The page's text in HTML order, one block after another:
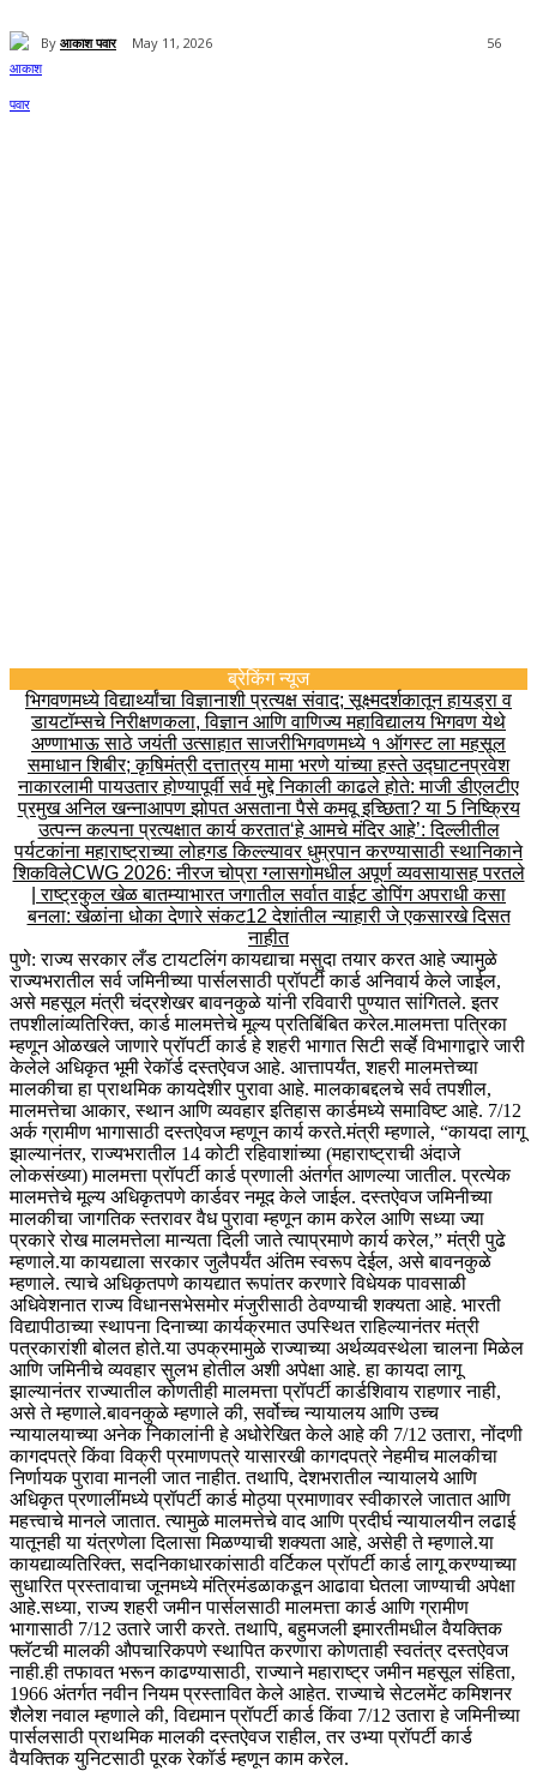
By आकाश पवार May 11, 2026 56
ब्रेकिंग न्यूज
भिगवणमध्ये विद्यार्थ्यांचा विज्ञानाशी प्रत्यक्ष संवाद; सूक्ष्मदर्शकातून हायड्रा व
डायटॉम्सचे निरीक्षणकला, विज्ञान आणि वाणिज्य महाविद्यालय भिगवण येथे
अण्णाभाऊ साठे जयंती उत्साहात साजरीभिगवणमध्ये १ ऑगस्ट ला महसूल
समाधान शिबीर; कृषिमंत्री दत्तात्रय मामा भरणे यांच्या हस्ते उद्घाटनप्रवेश
नाकारलामी पायउतार होण्यापूर्वी सर्व मुद्दे निकाली काढले होते: माजी डीएलटीए
प्रमुख अनिल खन्नाआपण झोपत असताना पैसे कमवू इच्छिता? या 5 निष्क्रिय
उत्पन्न कल्पना प्रत्यक्षात कार्य करतात‘हे आमचे मंदिर आहे’: दिल्लीतील
पर्यटकांना महाराष्ट्राच्या लोहगड किल्ल्यावर धुम्रपान करण्यासाठी स्थानिकाने
शिकविलेCWG 2026: नीरज चोप्रा ग्लासगोमधील अपूर्ण व्यवसायासह परतले
| राष्ट्रकुल खेळ बातम्याभारत जगातील सर्वात वाईट डोपिंग अपराधी कसा
बनला: खेळांना धोका देणारे संकट12 देशांतील न्याहारी जे एकसारखे दिसत
नाहीत
पुणे: राज्य सरकार लँड टायटलिंग कायद्याचा मसुदा तयार करत आहे ज्यामुळे
राज्यभरातील सर्व जमिनीच्या पार्सलसाठी प्रॉपर्टी कार्ड अनिवार्य केले जाईल,
असे महसूल मंत्री चंद्रशेखर बावनकुळे यांनी रविवारी पुण्यात सांगितले. इतर
तपशीलांव्यतिरिक्त, कार्ड मालमत्तेचे मूल्य प्रतिबिंबित करेल.मालमत्ता पत्रिका
म्हणून ओळखले जाणारे प्रॉपर्टी कार्ड हे शहरी भागात सिटी सर्व्हे विभागाद्वारे जारी
केलेले अधिकृत भूमी रेकॉर्ड दस्तऐवज आहे. आत्तापर्यंत, शहरी मालमत्तेच्या
मालकीचा हा प्राथमिक कायदेशीर पुरावा आहे. मालकाबद्दलचे सर्व तपशील,
मालमत्तेचा आकार, स्थान आणि व्यवहार इतिहास कार्डमध्ये समाविष्ट आहे. 7/12
अर्क ग्रामीण भागासाठी दस्तऐवज म्हणून कार्य करते.मंत्री म्हणाले, “कायदा लागू
झाल्यानंतर, राज्यभरातील 14 कोटी रहिवाशांच्या (महाराष्ट्राची अंदाजे
लोकसंख्या) मालमत्ता प्रॉपर्टी कार्ड प्रणाली अंतर्गत आणल्या जातील. प्रत्येक
मालमत्तेचे मूल्य अधिकृतपणे कार्डवर नमूद केले जाईल. दस्तऐवज जमिनीच्या
मालकीचा जागतिक स्तरावर वैध पुरावा म्हणून काम करेल आणि सध्या ज्या
प्रकारे रोख मालमत्तेला मान्यता दिली जाते त्याप्रमाणे कार्य करेल,” मंत्री पुढे
म्हणाले.या कायद्याला सरकार जुलैपर्यंत अंतिम स्वरूप देईल, असे बावनकुळे
म्हणाले. त्याचे अधिकृतपणे कायद्यात रूपांतर करणारे विधेयक पावसाळी
अधिवेशनात राज्य विधानसभेसमोर मंजुरीसाठी ठेवण्याची शक्यता आहे. भारती
विद्यापीठाच्या स्थापना दिनाच्या कार्यक्रमात उपस्थित राहिल्यानंतर मंत्री
पत्रकारांशी बोलत होते.या उपक्रमामुळे राज्याच्या अर्थव्यवस्थेला चालना मिळेल
आणि जमिनीचे व्यवहार सुलभ होतील अशी अपेक्षा आहे. हा कायदा लागू
झाल्यानंतर राज्यातील कोणतीही मालमत्ता प्रॉपर्टी कार्डशिवाय राहणार नाही,
असे ते म्हणाले.बावनकुळे म्हणाले की, सर्वोच्च न्यायालय आणि उच्च
न्यायालयाच्या अनेक निकालांनी हे अधोरेखित केले आहे की 7/12 उतारा, नोंदणी
कागदपत्रे किंवा विक्री प्रमाणपत्रे यासारखी कागदपत्रे नेहमीच मालकीचा
निर्णायक पुरावा मानली जात नाहीत. तथापि, देशभरातील न्यायालये आणि
अधिकृत प्रणालींमध्ये प्रॉपर्टी कार्ड मोठ्या प्रमाणावर स्वीकारले जातात आणि
महत्त्वाचे मानले जातात. त्यामुळे मालमत्तेचे वाद आणि प्रदीर्घ न्यायालयीन लढाई
यातूनही या यंत्रणेला दिलासा मिळण्याची शक्यता आहे, असेही ते म्हणाले.या
कायद्याव्यतिरिक्त, सदनिकाधारकांसाठी वर्टिकल प्रॉपर्टी कार्ड लागू करण्याच्या
सुधारित प्रस्तावाचा जूनमध्ये मंत्रिमंडळाकडून आढावा घेतला जाण्याची अपेक्षा
आहे.सध्या, राज्य शहरी जमीन पार्सलसाठी मालमत्ता कार्ड आणि ग्रामीण
भागासाठी 7/12 उतारे जारी करते. तथापि, बहुमजली इमारतीमधील वैयक्तिक
फ्लॅटची मालकी औपचारिकपणे स्थापित करणारा कोणताही स्वतंत्र दस्तऐवज
नाही.ही तफावत भरून काढण्यासाठी, राज्याने महाराष्ट्र जमीन महसूल संहिता,
1966 अंतर्गत नवीन नियम प्रस्तावित केले आहेत. राज्याचे सेटलमेंट कमिशनर
शैलेश नवाल म्हणाले की, विद्यमान प्रॉपर्टी कार्ड किंवा 7/12 उतारा हे जमिनीच्या
पार्सलसाठी प्राथमिक मालकी दस्तऐवज राहील, तर उभ्या प्रॉपर्टी कार्ड
वैयक्तिक युनिटसाठी पूरक रेकॉर्ड म्हणून काम करेल.